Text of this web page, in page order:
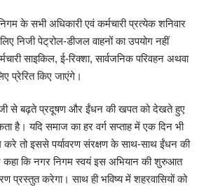
के सभी अधिकारी एवं कर्मचारी प्रत्येक शनिवार
निजी पेट्रोल-डीजल वाहनों का उपयोग नहीं
साइकिल, ई-रिक्शा, सार्वजनिक परिवहन अथवा
प्रेरित किए जाएंगे।
से बढ़ते प्रदूषण और ईंधन की खपत को देखते हुए
है। यदि समाज का हर वर्ग सप्ताह में एक दिन भी
करे तो इससे पर्यावरण संरक्षण के साथ-साथ ईंधन की
कहा कि नगर निगम स्वयं इस अभियान की शुरुआत
प्रस्तुत करेगा। साथ ही भविष्य में शहरवासियों को